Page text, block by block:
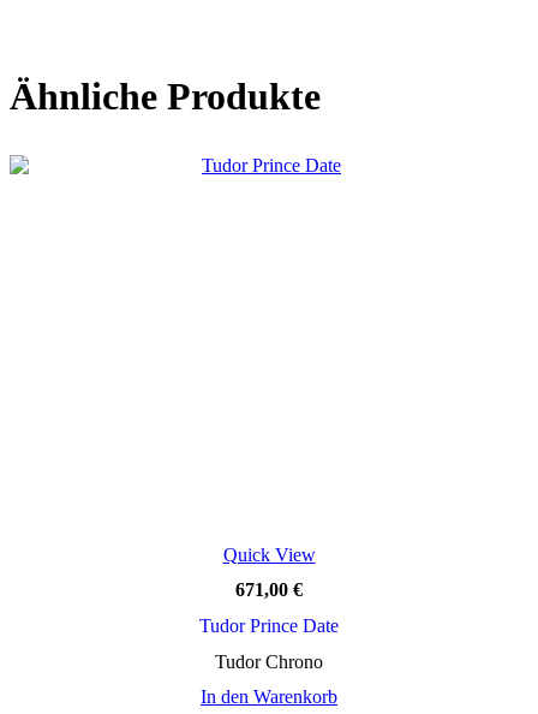
Ähnliche Produkte
Quick View
671,00 €
Tudor Prince Date
Tudor Chrono
In den Warenkorb